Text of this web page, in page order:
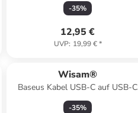
-35%
12,95 €
UVP: 19,99 €*
Wisam®
Baseus Kabel USB-C auf USB-C
Schnellladekbel, 100W, 1m (weiß)
-35%